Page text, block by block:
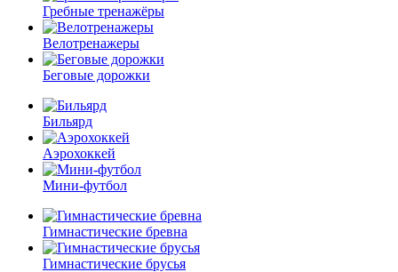
Гребные тренажёры
Велотренажеры
Беговые дорожки
Бильярд
Аэрохоккей
Мини-футбол
Гимнастические бревна
Гимнастические брусья